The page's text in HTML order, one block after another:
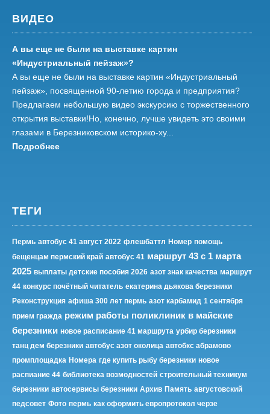
ВИДЕО
А вы еще не были на выставке картин
«Индустриальный пейзаж»?
А вы еще не были на выставке картин «Индустриальный
пейзаж», посвященной 90-летию города и предприятия?
Предлагаем небольшую видео экскурсию с торжественного
открытия выставки!Но, конечно, лучше увидеть это своими
глазами в Березниковском историко-ху...
Подробнее
ТЕГИ
Пермь автобус 41 август 2022 флешбаттл Номер помощь
бещенцам пермский край автобус 41 маршрут 43 с 1 марта
2025 выплаты детские пособия 2026 азот знак качества маршрут
44 конкурс почётный читатель екатерина дьякова березники
Реконструкция афиша 300 лет пермь азот карбамид 1 сентября
прием гражда режим работы поликлиник в майские
березники новое расписание 41 маршрута урбир березники
танц дем березники автобус азот околица автобкс абрамово
промплощадка Номера где купить рыбу березники новое
распиание 44 библиотека возмодностей строительный техникум
березники автосервисы березники Архив Память августовский
педсовет Фото пермь как оформить европротокол черзе